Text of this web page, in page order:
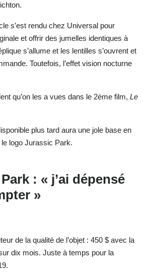
s’est rendu chez Universal pour
et offrir des jumelles identiques à
s’allume et les lentilles s’ouvrent et
Toutefois, l’effet vision nocturne
qu’on les a vues dans le 2ème film, Le
plus tard aura une jole base en
logo Jurassic Park.
: « j’ai dépensé
»
de la qualité de l’objet : 450 $ avec la
dix mois. Juste à temps pour la